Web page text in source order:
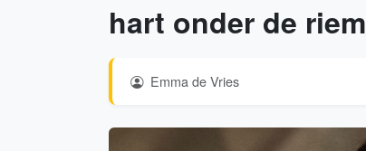
hart onder de riem
Emma de Vries